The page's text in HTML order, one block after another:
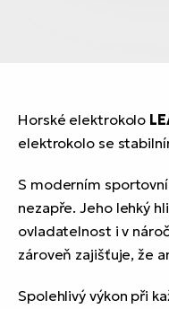
Horské elektrokolo
elektrokolo se
S moderním
nezapře. Jeho lehký
ovladatelnost i v
zároveň zajišťuje, že
Spolehlivý výkon při